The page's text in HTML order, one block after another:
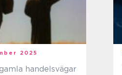
2025
handelsvägar